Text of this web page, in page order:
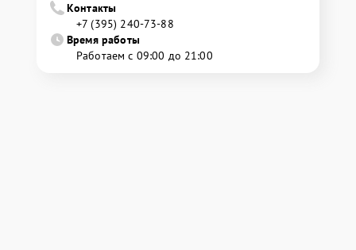
Контакты
+7 (395) 240-73-88
Время работы
Работаем с 09:00 до 21:00